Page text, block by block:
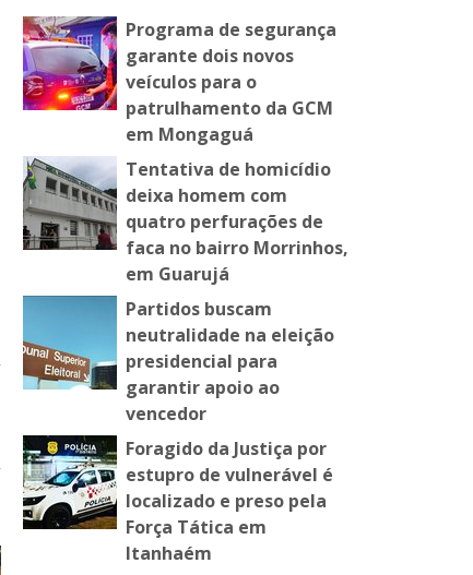
Programa de segurança
garante dois novos
veículos para o
patrulhamento da GCM
em Mongaguá
Tentativa de homicídio
deixa homem com
quatro perfurações de
faca no bairro Morrinhos,
em Guarujá
Partidos buscam
neutralidade na eleição
presidencial para
garantir apoio ao
vencedor
Foragido da Justiça por
estupro de vulnerável é
localizado e preso pela
Força Tática em
Itanhaém